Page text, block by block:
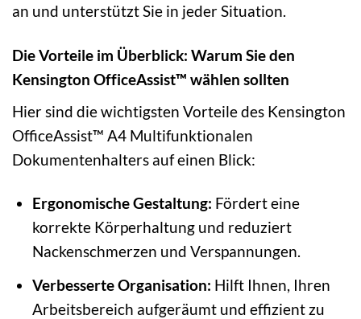
an und unterstützt Sie in jeder Situation.
Die Vorteile im Überblick: Warum Sie den
Kensington OfficeAssist™ wählen sollten
Hier sind die wichtigsten Vorteile des Kensington
OfficeAssist™ A4 Multifunktionalen
Dokumentenhalters auf einen Blick:
Ergonomische Gestaltung: Fördert eine
korrekte Körperhaltung und reduziert
Nackenschmerzen und Verspannungen.
Verbesserte Organisation: Hilft Ihnen, Ihren
Arbeitsbereich aufgeräumt und effizient zu